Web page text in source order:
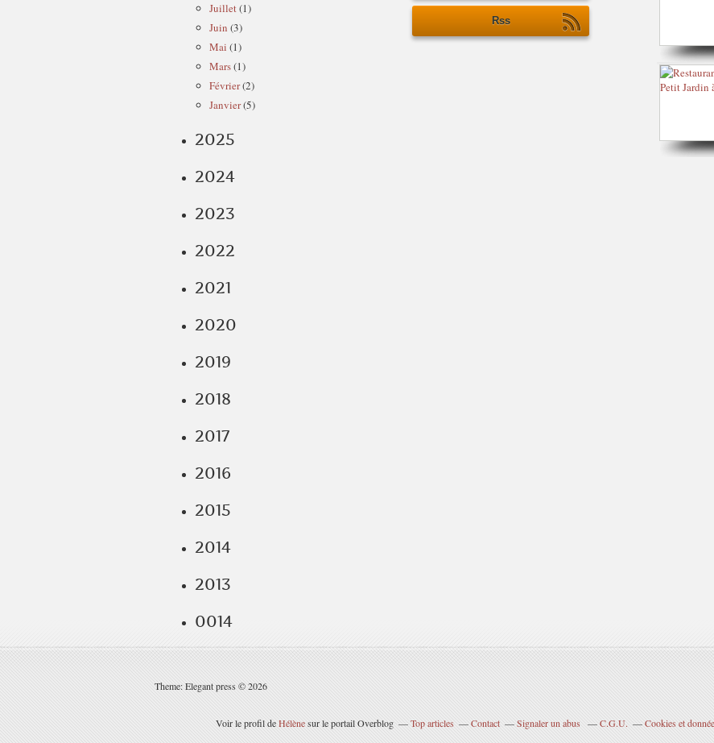
Juillet(1)
Juin (3)
Mai (1)
Mars(1)
Février(2)
Janvier(5)
2025
2024
2023
2022
2021
2020
2019
2018
2017
2016
2015
2014
2013
0014
Rss
Theme: Elegant press © 2026
Voir le profil deHélènesur le portail Overblog Top articles Contact Signaler un abus C.G.U. Cookies et